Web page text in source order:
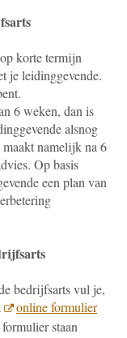
korte termijn
je leidinggevende.
6 weken, dan is
alsnog
namelijk na 6
Op basis
een plan van
bedrijfsarts vul je,
online formulier
staan